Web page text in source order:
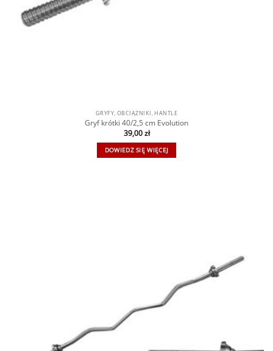
GRYFY, OBCIĄŻNIKI, HANTLE
Gryf krótki 40/2,5 cm Evolution
39,00zł
DOWIEDZ SIĘ WIĘCEJ